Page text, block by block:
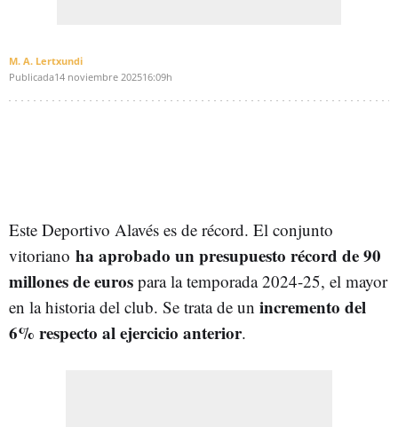
M. A. Lertxundi
Publicada14 noviembre 202516:09h
Este Deportivo Alavés es de récord. El conjunto
vitoriano ha aprobado un presupuesto récord de 90
millones de euros para la temporada 2024-25, el mayor
en la historia del club. Se trata de un incremento del
6% respecto al ejercicio anterior.